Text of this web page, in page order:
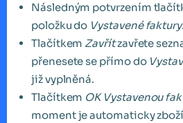
Následným potvrzením
položku do Vystavené faktury.
Tlačítkem Zavřítzavřete
přenesete se přímo do
již vyplněná.
Tlačítkem OK Vystavenou
moment je automaticky